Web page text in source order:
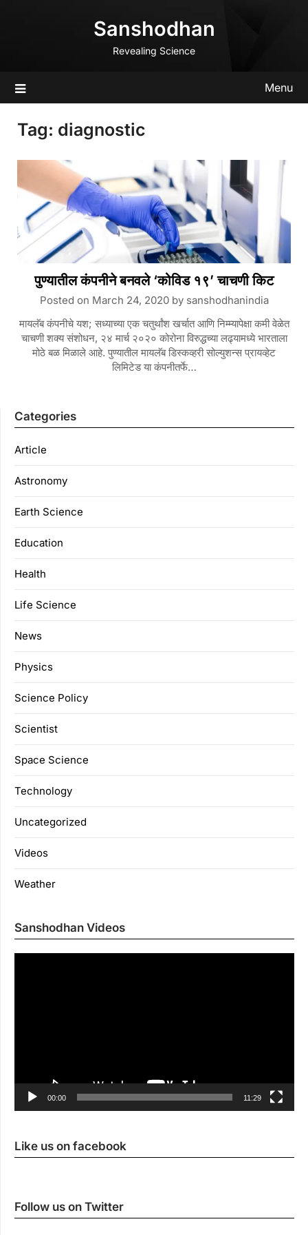
Sanshodhan
Revealing Science
Menu
Tag: diagnostic
पुण्यातील कंपनीने बनवले ‘कोविड १९’ चाचणी किट
Posted on March 24, 2020by sanshodhanindia
मायलॅब कंपनीचे यश; सध्याच्या एक चतुर्थांश खर्चात आणि निम्म्यापेक्षा कमी वेळेत
चाचणी शक्य संशोधन, २४ मार्च २०२० कोरोना विरुद्धच्या लढ्यामध्ये भारताला
मोठे बळ मिळाले आहे. पुण्यातील मायलॅब डिस्कव्हरी सोल्युशन्स प्रायव्हेट
लिमिटेड या कंपनीतर्फे…
Categories
Article
Astronomy
Earth Science
Education
Health
Life Science
News
Physics
Science Policy
Scientist
Space Science
Technology
Uncategorized
Videos
Weather
Sanshodhan Videos
00:00 11:29
Like us on facebook
Follow us on Twitter